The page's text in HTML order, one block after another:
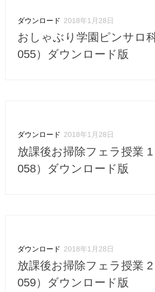
ダウンロード 2018年1月28日
おしゃぶり学園ピンサロ
055）ダウンロード版
ダウンロード 2018年1月28日
放課後お掃除フェラ授業
058）ダウンロード版
ダウンロード 2018年1月28日
放課後お掃除フェラ授業
059）ダウンロード版